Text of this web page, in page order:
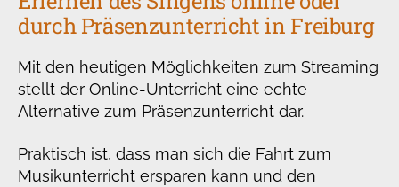
durch Präsenzunterricht in Freiburg
Mit den heutigen Möglichkeiten zum Streaming
stellt der Online-Unterricht eine echte
Alternative zum Präsenzunterricht dar.
Praktisch ist, dass man sich die Fahrt zum
Musikunterricht ersparen kann und den